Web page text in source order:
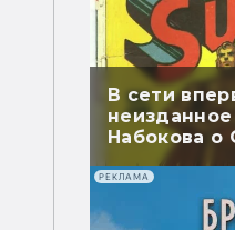
В сети
Набокова
перевели
РЕКЛАМА